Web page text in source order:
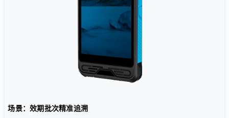
场景：效期批次精准追溯